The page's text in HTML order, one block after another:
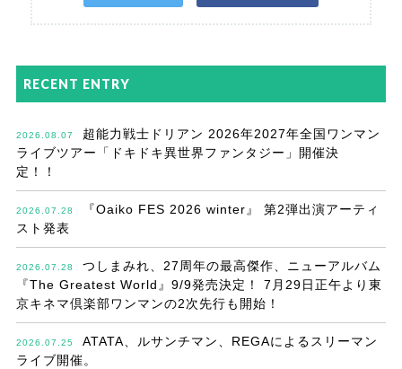
RECENT ENTRY
2026.08.07
超能力戦士ドリアン 2026年2027年全国ワンマン
ライブツアー「ドキドキ異世界ファンタジー」開催決
定！！
2026.07.28
『Oaiko FES 2026 winter』 第2弾出演アーティ
スト発表
2026.07.28
つしまみれ、27周年の最高傑作、ニューアルバム
『The Greatest World』9/9発売決定！ 7月29日正午より東
京キネマ倶楽部ワンマンの2次先行も開始！
2026.07.25
ATATA、ルサンチマン、REGAによるスリーマン
ライブ開催。